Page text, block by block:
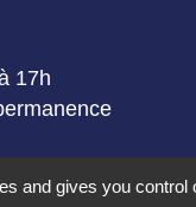
17h
and gives you control